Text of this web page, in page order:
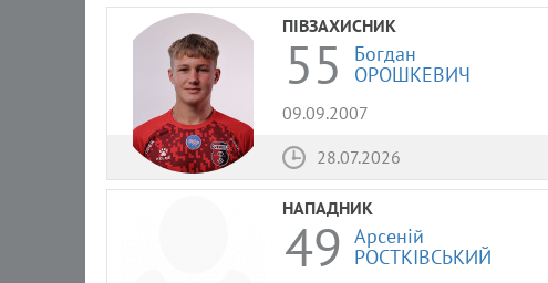
ПІВЗАХИСНИК
55
Богдан
ОРОШКЕВИЧ
09.09.2007
28.07.2026
НАПАДНИК
49 Арсеній
РОСТКІВСЬКИЙ